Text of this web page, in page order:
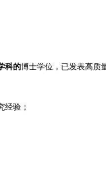
科的博士学位，已发表高质
验；